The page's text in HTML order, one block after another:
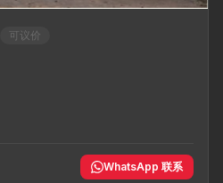
可议价
WhatsApp 联系